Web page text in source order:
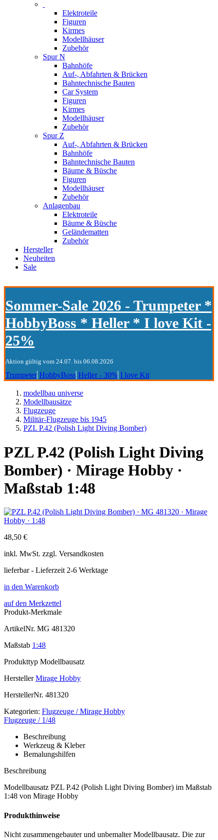
Elektroteile
Figuren
Kirmes
Modellhäuser
Zubehör
Spur N
Bahnhöfe
Auf-, Abfahrten & Brücken
Bahntechnische Bauten
Car System
Figuren
Kirmes
Modellhäuser
Zubehör
Spur Z
Auf-, Abfahrten & Brücken
Bahnhöfe
Bahntechnische Bauten
Bäume & Büsche
Figuren
Modellhäuser
Zubehör
Anlagenbau
Elektroteile
Bäume & Büsche
Geländematten
Zubehör
Hersteller
Neuheiten
Sale
Sommer-Sale 2026 - Trumpeter *
HobbyBoss * Heller * I love Kit -
25%
Aktion gültig vom 24.07. bis 06.08.2026
Trumpeter HobbyBoss Heller - 30% I love Kit
modellbau universe
Modellbausätze
Flugzeuge
Militär-Flugzeuge bis 1945
PZL P.42 (Polish Light Diving Bomber)
PZL P.42 (Polish Light Diving
Bomber) · Mirage Hobby ·
Maßstab 1:48
48,50 €
inkl. MwSt. zzgl. Versandkosten
lieferbar - Lieferzeit 2-6 Werktage
in den Warenkorb
auf den Merkzettel
Produkt-Merkmale
ArtikelNr. MG 481320
Maßstab 1:48
Produkttyp Modellbausatz
Hersteller Mirage Hobby
HerstellerNr. 481320
Kategorien: Flugzeuge / Mirage Hobby
Flugzeuge / 1/48
Beschreibung
Werkzeug & Kleber
Bemalungshilfen
Beschreibung
Modellbausatz PZL P.42 (Polish Light Diving Bomber) im Maßstab
1:48 von Mirage Hobby
Produkthinweise
Nicht zusammengebauter und unbemalter Modellbausatz. Die zur